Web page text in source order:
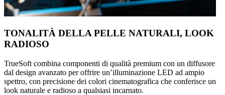
TONALITÀ DELLA PELLE NATURALI, LOOK
RADIOSO
TrueSoft combina componenti di qualità premium con un diffusore
dal design avanzato per offrire un’illuminazione LED ad ampio
spettro, con precisione dei colori cinematografica che conferisce un
look naturale e radioso a qualsiasi incarnato.